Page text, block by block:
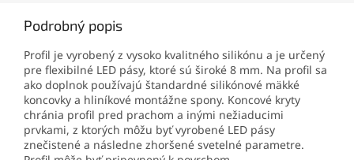
Podrobný popis
Profil je vyrobený z vysoko kvalitného silikónu a je určený
pre flexibilné LED pásy, ktoré sú široké 8 mm. Na profil sa
ako doplnok používajú štandardné silikónové mäkké
koncovky a hliníkové montážne spony. Koncové kryty
chránia profil pred prachom a inými nežiaducimi
prvkami, z ktorých môžu byť vyrobené LED pásy
znečistené a následne zhoršené svetelné parametre.